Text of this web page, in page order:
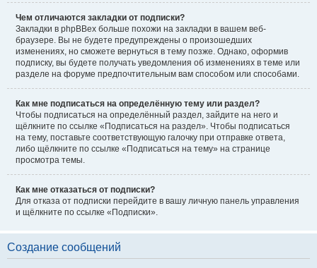
Чем отличаются закладки от подписки?
Закладки в phpBBex больше похожи на закладки в вашем веб-
браузере. Вы не будете предупреждены о произошедших
изменениях, но сможете вернуться в тему позже. Однако, оформив
подписку, вы будете получать уведомления об изменениях в теме или
разделе на форуме предпочтительным вам способом или способами.
Как мне подписаться на определённую тему или раздел?
Чтобы подписаться на определённый раздел, зайдите на него и
щёлкните по ссылке «Подписаться на раздел». Чтобы подписаться
на тему, поставьте соответствующую галочку при отправке ответа,
либо щёлкните по ссылке «Подписаться на тему» на странице
просмотра темы.
Как мне отказаться от подписки?
Для отказа от подписки перейдите в вашу личную панель управления
и щёлкните по ссылке «Подписки».
Создание сообщений